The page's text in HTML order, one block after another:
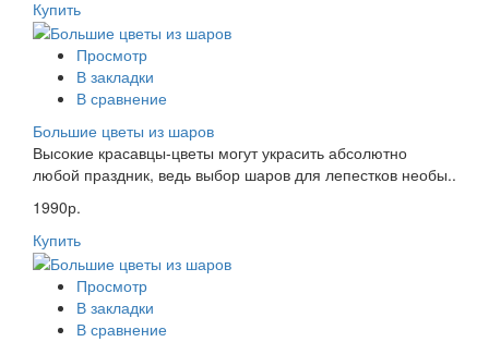
Купить
Просмотр
В закладки
В сравнение
Большие цветы из шаров
Высокие красавцы-цветы могут украсить абсолютно
любой праздник, ведь выбор шаров для лепестков необы..
1990р.
Купить
Просмотр
В закладки
В сравнение